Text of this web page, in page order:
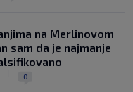
na Merlinovom
sam da je najmanje
0